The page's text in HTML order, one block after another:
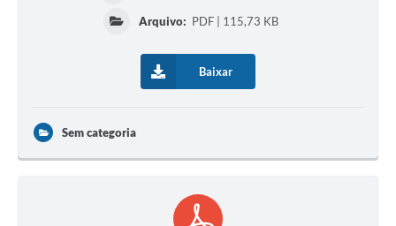
Arquivo: PDF | 115,73 KB
Baixar
Sem categoria